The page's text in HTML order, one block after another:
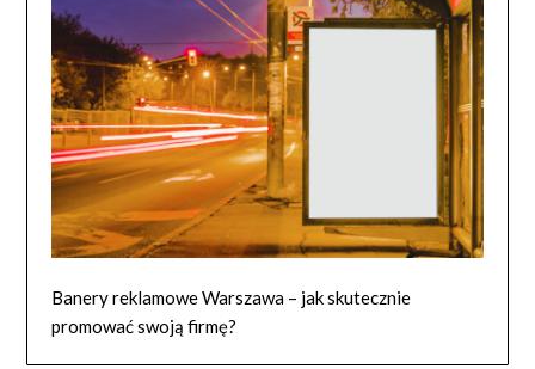
Banery reklamowe Warszawa – jak skutecznie
promować swoją firmę?